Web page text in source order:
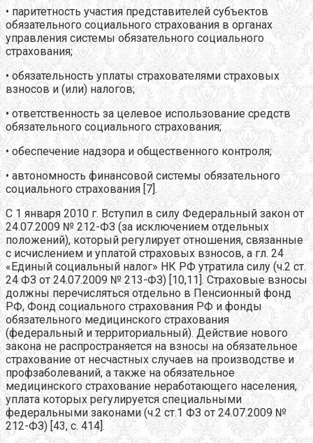
• паритетность участия представителей субъектов
обязательного социального страхования в органах
управления системы обязательного социального
страхования;
• обязательность уплаты страхователями страховых
взносов и (или) налогов;
• ответственность за целевое использование средств
обязательного социального страхования;
• обеспечение надзора и общественного контроля;
• автономность финансовой системы обязательного
социального страхования [7].
С 1 января 2010 г. Вступил в силу Федеральный закон от
24.07.2009 № 212-ФЗ (за исключением отдельных
положений), который регулирует отношения, связанные
с исчислением и уплатой страховых взносов, а гл. 24
«Единый социальный налог» НК РФ утратила силу (ч.2 ст.
24 ФЗ от 24.07.2009 № 213-ФЗ) [10,11]. Страховые взносы
должны перечисляться отдельно в Пенсионный фонд
РФ, Фонд социального страхования РФ и фонды
обязательного медицинского страхования
(федеральный и территориальный). Действие нового
закона не распространяется на взносы на обязательное
страхование от несчастных случаев на производстве и
профзаболеваний, а также на обязательное
медицинского страхование неработающего населения,
уплата которых регулируется специальными
федеральными законами (ч.2 ст.1 ФЗ от 24.07.2009 №
212-ФЗ) [43, c. 414].